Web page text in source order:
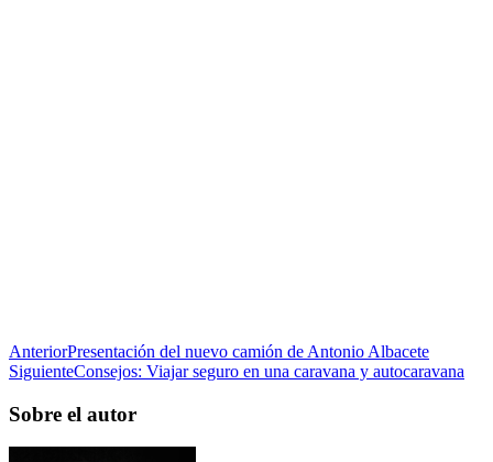
AnteriorPresentación del nuevo camión de Antonio Albacete
SiguienteConsejos: Viajar seguro en una caravana y autocaravana
Sobre el autor